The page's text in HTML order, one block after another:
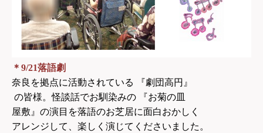
＊9/21落語劇
奈良を拠点に活動されている 『劇団高円』
の皆様。怪談話でお馴染みの 『お菊の皿
屋敷』の演目を落語のお芝居に面白おかしく
アレンジして、楽しく演じてくださいました。